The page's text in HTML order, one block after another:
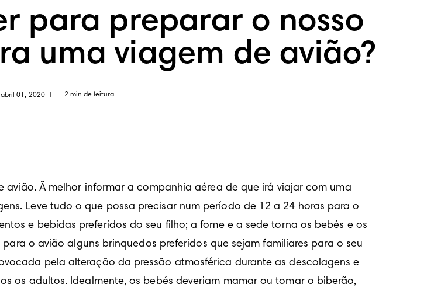
para preparar o nosso
uma viagem de avião?
01, 2020 2 min de leitura
Ã melhor informar a companhia aérea de que irá viajar com uma
Leve tudo o que possa precisar num período de 12 a 24 horas para o
e bebidas preferidos do seu filho; a fome e a sede torna os bebés e os
o avião alguns brinquedos preferidos que sejam familiares para o seu
pela alteração da pressão atmosférica durante as descolagens e
os adultos. Idealmente, os bebés deveriam mamar ou tomar o biberão,